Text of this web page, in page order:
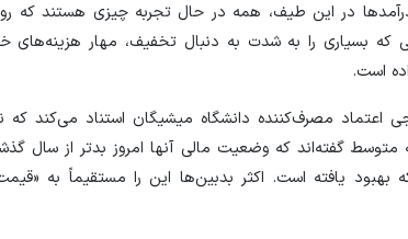
در این طیف، همه در حال تجربه چیزی هستند که
که بسیاری را به شدت به دنبال تخفیف، مهار هزینه‌های
است.
گفته‌اند که وضعیت مالی آنها امروز بدتر از سال
که بهبود یافته است. اکثر بدبین‌ها این را مستقیماً به